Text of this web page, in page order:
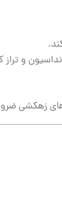
و تراز